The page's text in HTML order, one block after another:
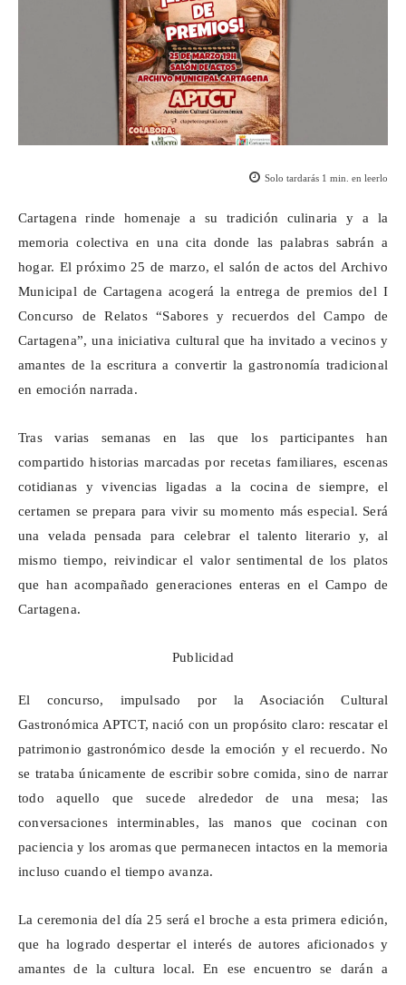
Solo tardarás 1 min. en leerlo
Cartagena rinde homenaje a su tradición culinaria y a la
memoria colectiva en una cita donde las palabras sabrán a
hogar. El próximo 25 de marzo, el salón de actos del Archivo
Municipal de Cartagena acogerá la entrega de premios del I
Concurso de Relatos “Sabores y recuerdos del Campo de
Cartagena”, una iniciativa cultural que ha invitado a vecinos y
amantes de la escritura a convertir la gastronomía tradicional
en emoción narrada.
Tras varias semanas en las que los participantes han
compartido historias marcadas por recetas familiares, escenas
cotidianas y vivencias ligadas a la cocina de siempre, el
certamen se prepara para vivir su momento más especial. Será
una velada pensada para celebrar el talento literario y, al
mismo tiempo, reivindicar el valor sentimental de los platos
que han acompañado generaciones enteras en el Campo de
Cartagena.
Publicidad
El concurso, impulsado por la Asociación Cultural
Gastronómica APTCT, nació con un propósito claro: rescatar el
patrimonio gastronómico desde la emoción y el recuerdo. No
se trataba únicamente de escribir sobre comida, sino de narrar
todo aquello que sucede alrededor de una mesa; las
conversaciones interminables, las manos que cocinan con
paciencia y los aromas que permanecen intactos en la memoria
incluso cuando el tiempo avanza.
La ceremonia del día 25 será el broche a esta primera edición,
que ha logrado despertar el interés de autores aficionados y
amantes de la cultura local. En ese encuentro se darán a